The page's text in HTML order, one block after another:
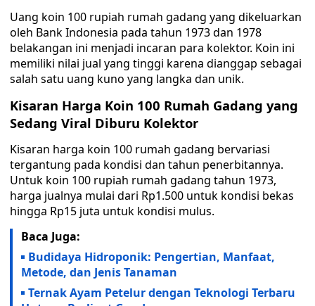
Uang koin 100 rupiah rumah gadang yang dikeluarkan
oleh Bank Indonesia pada tahun 1973 dan 1978
belakangan ini menjadi incaran para kolektor. Koin ini
memiliki nilai jual yang tinggi karena dianggap sebagai
salah satu uang kuno yang langka dan unik.
Kisaran Harga Koin 100 Rumah Gadang yang
Sedang Viral Diburu Kolektor
Kisaran harga koin 100 rumah gadang bervariasi
tergantung pada kondisi dan tahun penerbitannya.
Untuk koin 100 rupiah rumah gadang tahun 1973,
harga jualnya mulai dari Rp1.500 untuk kondisi bekas
hingga Rp15 juta untuk kondisi mulus.
Baca Juga:
Budidaya Hidroponik: Pengertian, Manfaat,
Metode, dan Jenis Tanaman
Ternak Ayam Petelur dengan Teknologi Terbaru